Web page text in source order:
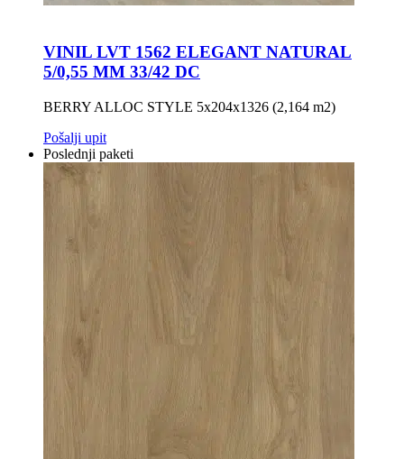
VINIL LVT 1562 ELEGANT NATURAL
5/0,55 MM 33/42 DC
BERRY ALLOC STYLE 5x204x1326 (2,164 m2)
Pošalji upit
Poslednji paketi